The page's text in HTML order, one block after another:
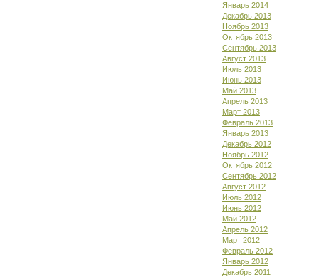
Январь 2014
Декабрь 2013
Ноябрь 2013
Октябрь 2013
Сентябрь 2013
Август 2013
Июль 2013
Июнь 2013
Май 2013
Апрель 2013
Март 2013
Февраль 2013
Январь 2013
Декабрь 2012
Ноябрь 2012
Октябрь 2012
Сентябрь 2012
Август 2012
Июль 2012
Июнь 2012
Май 2012
Апрель 2012
Март 2012
Февраль 2012
Январь 2012
Декабрь 2011